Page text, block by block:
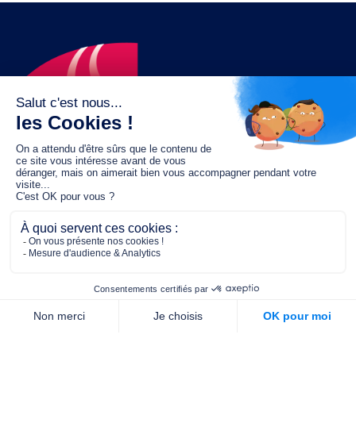
Le fonds de dotation MGC s’engage à
jouer un rôle dans la prévention santé
pour tous.
2/4 place de l’Abbé G. Hénocque
75637 PARIS CEDEX 13
01 40 78 06 56
Nous contacter
Qui sommes-nous ?